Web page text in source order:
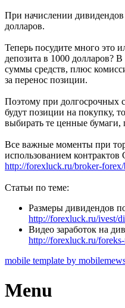
При начислении
долларов.
Теперь посудите много это
депозита в 1000 долларов?
суммы средств, плюс
за перенос позиции.
Поэтому при долгосрочных
будут позиции на покупку,
выбирать те ценные бумаги,
Все важные моменты при
использованием контрактов
http://forexluck.ru/broker-
Статьи по теме:
Размеры дивидендов
http://forexluck.ru/ivest/
Видео заработок на
http://forexluck.ru/
mobile template by
Menu